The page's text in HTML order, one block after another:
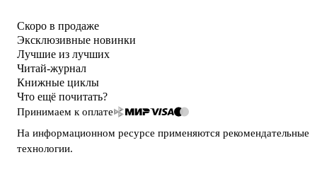
Скоро в продаже
Эксклюзивные новинки
Лучшие из лучших
Читай-журнал
Книжные циклы
Что ещё почитать?
Принимаем к оплате
На информационном ресурсе применяются рекомендательные
технологии.